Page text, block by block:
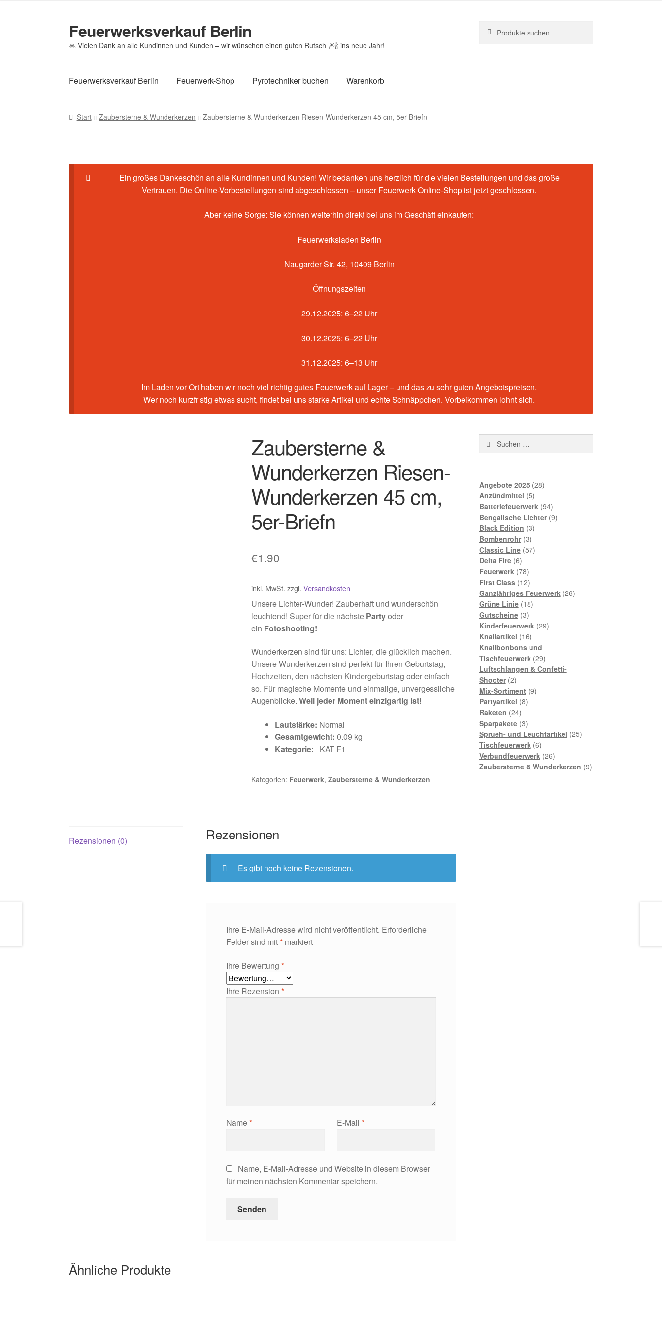
Zur
Navigation
springen
Zum
Inhalt
springen
Feuerwerksverkauf Berlin
🙏 Vielen Dank an alle Kundinnen und Kunden – wir wünschen einen guten Rutsch 🎆🍾 ins neue Jahr!
nach:
Feuerwerksverkauf Berlin Feuerwerk-Shop Pyrotechniker buchen Warenkorb
Start Cookie-Richtlinie (EU) Datenschutz Echtheit von Bewertungen Feuerwerk-Shop Impressum Kasse
Start Zaubersterne & Wunderkerzen Zaubersterne & Wunderkerzen Riesen-Wunderkerzen 45 cm, 5er-Briefn
Ein großes Dankeschön an alle Kundinnen und Kunden! Wir bedanken uns herzlich für die vielen Bestellungen und das große
Vertrauen. Die Online-Vorbestellungen sind abgeschlossen – unser Feuerwerk Online-Shop ist jetzt geschlossen.
Aber keine Sorge: Sie können weiterhin direkt bei uns im Geschäft einkaufen:
Feuerwerksladen Berlin
Naugarder Str. 42, 10409 Berlin
Öffnungszeiten
29.12.2025: 6–22 Uhr
30.12.2025: 6–22 Uhr
31.12.2025: 6–13 Uhr
Im Laden vor Ort haben wir noch viel richtig gutes Feuerwerk auf Lager – und das zu sehr guten Angebotspreisen.
Wer noch kurzfristig etwas sucht, findet bei uns starke Artikel und echte Schnäppchen. Vorbeikommen lohnt sich.
Zaubersterne &
Wunderkerzen Riesen-
Wunderkerzen 45 cm,
5er-Briefn
€1.90
inkl. MwSt. zzgl.Versandkosten
Unsere Lichter-Wunder! Zauberhaft und wunderschön
leuchtend! Super für die nächste Partyoder
ein Fotoshooting!
Wunderkerzen sind für uns: Lichter, die glücklich machen.
Unsere Wunderkerzen sind perfekt für Ihren Geburtstag,
Hochzeiten, den nächsten Kindergeburtstag oder einfach
so. Für magische Momente und einmalige, unvergessliche
Augenblicke.Weil jeder Moment einzigartig ist!
Lautstärke: Normal
Gesamtgewicht: 0.09 kg
Kategorie:
KAT F1
Kategorien: Feuerwerk,Zaubersterne & Wunderkerzen
Rezensionen (0) Rezensionen
Es gibt noch keine Rezensionen.
Ihre E-Mail-Adresse wird nicht veröffentlicht. Erforderliche
Felder sind mit* markiert
Ihre Bewertung*
Ihre Rezension*
Name* E-Mail*
Name, E-Mail-Adresse und Website in diesem Browser
für meinen nächsten Kommentar speichern.
Ähnliche Produkte
Suchen
nach:
Angebote 2025 2828
Anzündmittel 55
Produkte
Batteriefeuerwerk 9494
Produkte
Bengalische Lichter 99
Black Edition 33
Bombenrohr 33
Produkte
Classic Line 5757
Delta Fire 66
Produkte
Feuerwerk 7878
Produkte
First Class 1212
Produkte
Ganzjähriges Feuerwerk 2626
Grüne Linie 1818
Gutscheine 33
Produkte
Kinderfeuerwerk 2929
Knallartikel 1616
Produkte
Knallbonbons und
Tischfeuerwerk 2929
Produkte
Luftschlangen & Confetti-
Shooter 22
Produkte
Mix-Sortiment 99
Partyartikel 88
Raketen 2424
Produkte
Sparpakete 33
Produkte
Sprueh- und Leuchtartikel 2525
Tischfeuerwerk 66
Produkte
Verbundfeuerwerk 2626
Produkte
Zaubersterne & Wunderkerzen 99